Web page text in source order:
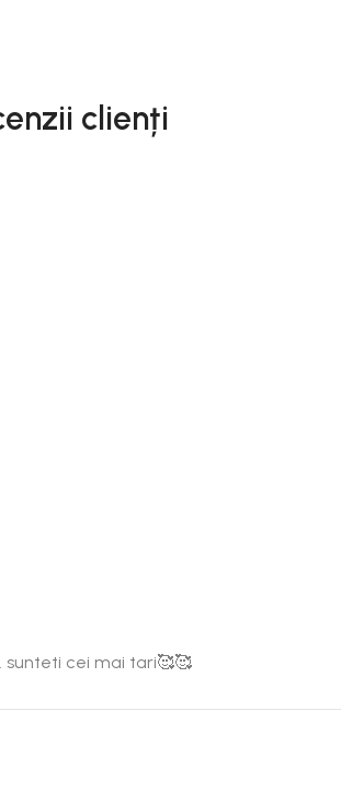
clienți
sunteti cei mai tari🥰🥰